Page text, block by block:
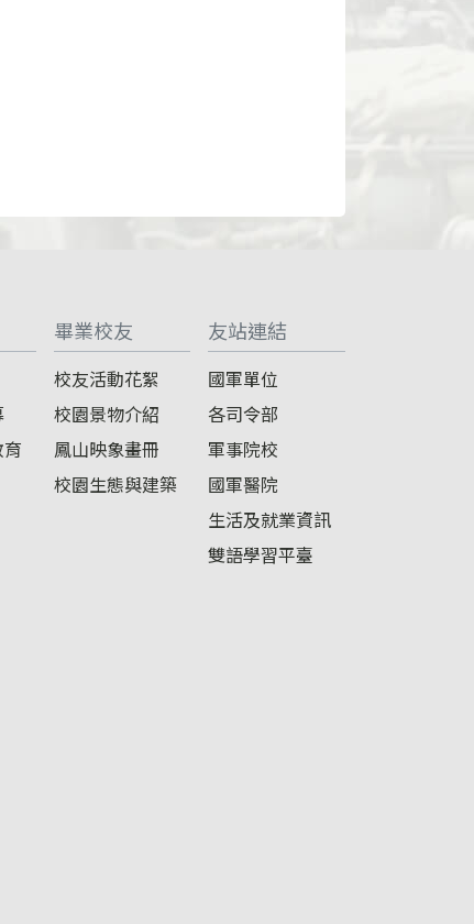
畢業校友
校友活動花絮
校園景物介紹
鳳山映象畫冊
校園生態與建築
友站連結
國軍單位
各司令部
軍事院校
國軍醫院
生活及就業資訊
雙語學習平臺